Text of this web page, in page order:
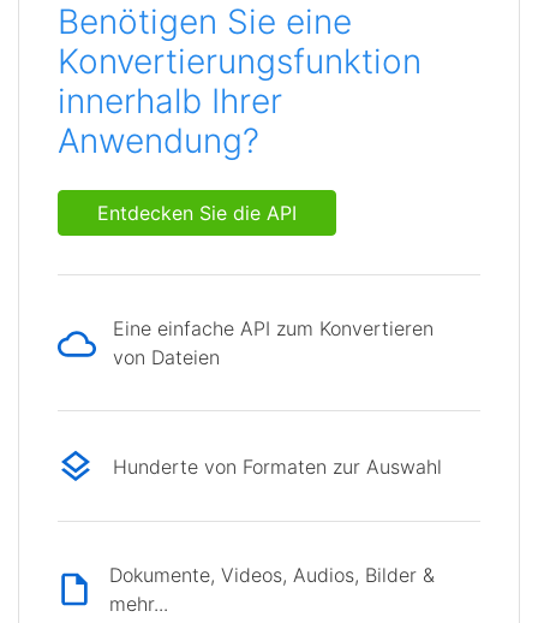
Benötigen Sie eine
Konvertierungsfunktion
innerhalb Ihrer
Anwendung?
Entdecken Sie die API
Eine einfache API zum Konvertieren
von Dateien
Hunderte von Formaten zur Auswahl
Dokumente, Videos, Audios, Bilder &
mehr...